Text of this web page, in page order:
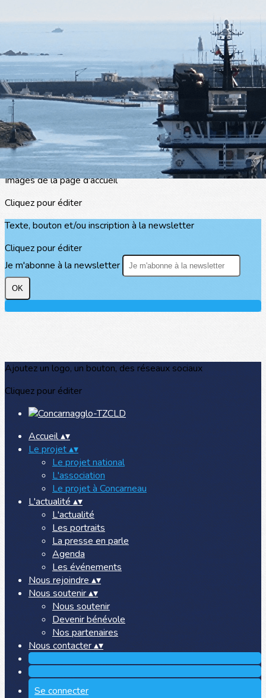
Exporter toutes les colonnes
Exporter uniquement les colonnes affichées
Menu
>
Le projet national
L'association
Le projet à Concarneau
?>
Images de la page d'accueil
Cliquez pour éditer
Texte, bouton et/ou inscription à la newsletter
Cliquez pour éditer
Je m'abonne à la newsletter
OK
Ajoutez un logo, un bouton, des réseaux sociaux
Cliquez pour éditer
Accueil▴▾
Le projet▴▾
Le projet national
L'association
Le projet à Concarneau
L'actualité ▴▾
L'actualité
Les portraits
La presse en parle
Agenda
Les événements
Nous rejoindre ▴▾
Nous soutenir▴▾
Nous soutenir
Devenir bénévole
Nos partenaires
Nous contacter▴▾
Se connecter